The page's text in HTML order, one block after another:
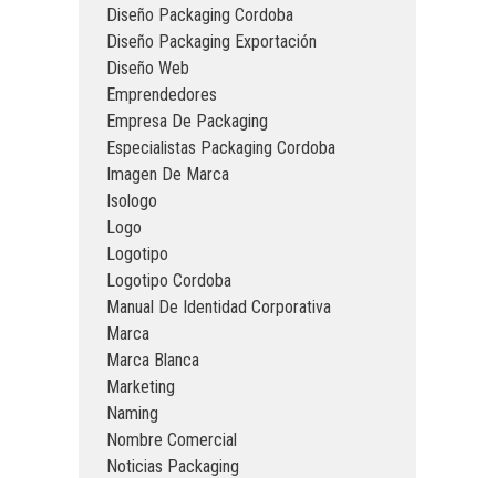
Diseño Packaging Cordoba
Diseño Packaging Exportación
Diseño Web
Emprendedores
Empresa De Packaging
Especialistas Packaging Cordoba
Imagen De Marca
Isologo
Logo
Logotipo
Logotipo Cordoba
Manual De Identidad Corporativa
Marca
Marca Blanca
Marketing
Naming
Nombre Comercial
Noticias Packaging